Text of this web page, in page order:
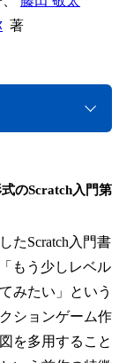
著
のScratch入門第
たScratch入門書
もう少しレベル
みたい」という
ションゲーム作
を多用すること